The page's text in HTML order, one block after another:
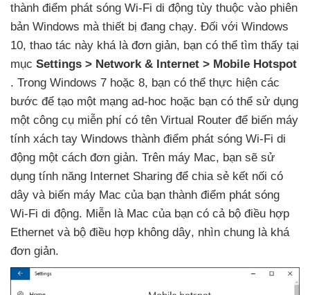
thành điểm phát sóng Wi-Fi di động tùy thuộc vào phiên
bản Windows mà thiết bị đang chạy. Đối với Windows
10, thao tác này khá là đơn giản, bạn có thể tìm thấy tại
mục Settings > Network & Internet > Mobile Hotspot
. Trong Windows 7 hoặc 8, bạn có thể thực hiện các
bước để tạo một mạng ad-hoc hoặc bạn có thể sử dụng
một công cụ miễn phí có tên Virtual Router để biến máy
tính xách tay Windows thành điểm phát sóng Wi-Fi di
động một cách đơn giản. Trên máy Mac, bạn sẽ sử
dụng tính năng Internet Sharing để chia sẻ kết nối có
dây và biến máy Mac của bạn thành điểm phát sóng
Wi-Fi di động. Miễn là Mac của bạn có cả bộ điều hợp
Ethernet và bộ điều hợp không dây, nhìn chung là khá
đơn giản.